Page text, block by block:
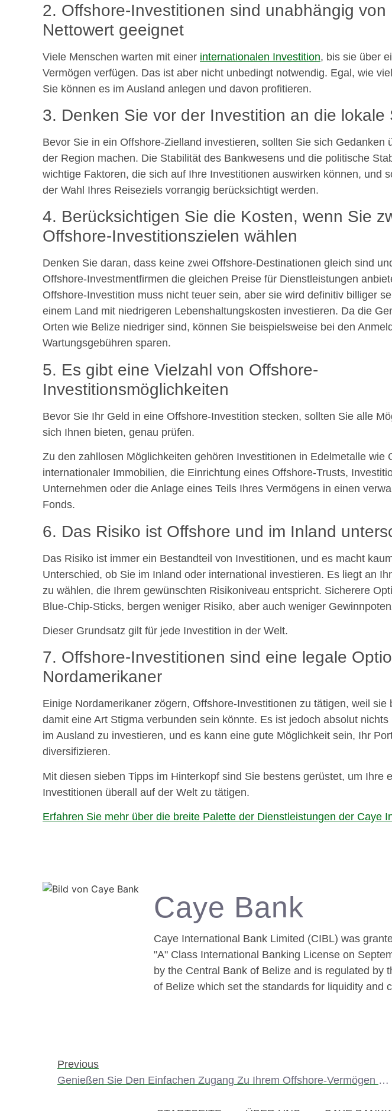
2. Offshore-Investitionen sind unabhängig von
Nettowert geeignet
Viele Menschen warten mit einer internationalen Investition, bis sie über
Vermögen verfügen. Das ist aber nicht unbedingt notwendig. Egal, wie
Sie können es im Ausland anlegen und davon profitieren.
3. Denken Sie vor der Investition an die lokale
Bevor Sie in ein Offshore-Zielland investieren, sollten Sie sich Gedanken
der Region machen. Die Stabilität des Bankwesens und die politische
wichtige Faktoren, die sich auf Ihre Investitionen auswirken können, und
der Wahl Ihres Reiseziels vorrangig berücksichtigt werden.
4. Berücksichtigen Sie die Kosten, wenn Sie
Offshore-Investitionszielen wählen
Denken Sie daran, dass keine zwei Offshore-Destinationen gleich sind
Offshore-Investmentfirmen die gleichen Preise für Dienstleistungen
Offshore-Investition muss nicht teuer sein, aber sie wird definitiv billiger
einem Land mit niedrigeren Lebenshaltungskosten investieren. Da die
Orten wie Belize niedriger sind, können Sie beispielsweise bei den
Wartungsgebühren sparen.
5. Es gibt eine Vielzahl von Offshore-
Investitionsmöglichkeiten
Bevor Sie Ihr Geld in eine Offshore-Investition stecken, sollten Sie alle
sich Ihnen bieten, genau prüfen.
Zu den zahllosen Möglichkeiten gehören Investitionen in Edelmetalle wie
internationaler Immobilien, die Einrichtung eines Offshore-Trusts,
Unternehmen oder die Anlage eines Teils Ihres Vermögens in einen
Fonds.
6. Das Risiko ist Offshore und im Inland
Das Risiko ist immer ein Bestandteil von Investitionen, und es macht
Unterschied, ob Sie im Inland oder international investieren. Es liegt an
zu wählen, die Ihrem gewünschten Risikoniveau entspricht. Sicherere
Blue-Chip-Sticks, bergen weniger Risiko, aber auch weniger
Dieser Grundsatz gilt für jede Investition in der Welt.
7. Offshore-Investitionen sind eine legale
Nordamerikaner
Einige Nordamerikaner zögern, Offshore-Investitionen zu tätigen, weil sie
damit eine Art Stigma verbunden sein könnte. Es ist jedoch absolut nichts
im Ausland zu investieren, und es kann eine gute Möglichkeit sein, Ihr
diversifizieren.
Mit diesen sieben Tipps im Hinterkopf sind Sie bestens gerüstet, um Ihre
Investitionen überall auf der Welt zu tätigen.
Erfahren Sie mehr über die breite Palette der Dienstleistungen der Caye
Caye Bank
Caye International Bank Limited (CIBL) was
"A" Class International Banking License on
by the Central Bank of Belize and is regulated by
of Belize which set the standards for liquidity and
Previous
Genießen Sie Den Einfachen Zugang Zu Ihrem Offshore-Vermögen Mit Der Caye Bank